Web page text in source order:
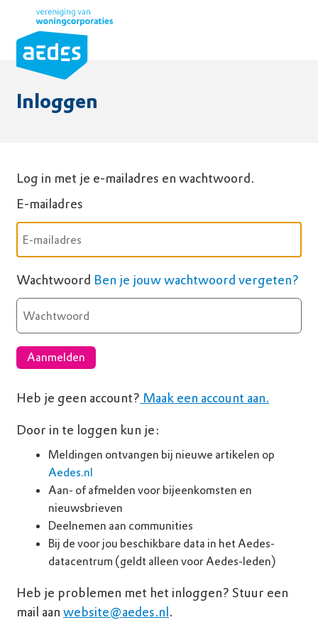
Overslaan
naar
inhoud
gaanInloggen
Log in met je e-mailadres en wachtwoord.
E-mailadres
Wachtwoord Ben je jouw wachtwoord vergeten?
Aanmelden
Heb je geen account? Maak een account aan.
Door in te loggen kun je:
Meldingen ontvangen bij nieuwe artikelen op
Aedes.nl
Aan- of afmelden voor bijeenkomsten en
nieuwsbrieven
Deelnemen aan communities
Bij de voor jou beschikbare data in het Aedes-
datacentrum (geldt alleen voor Aedes-leden)
Heb je problemen met het inloggen? Stuur een
mail aan website@aedes.nl.